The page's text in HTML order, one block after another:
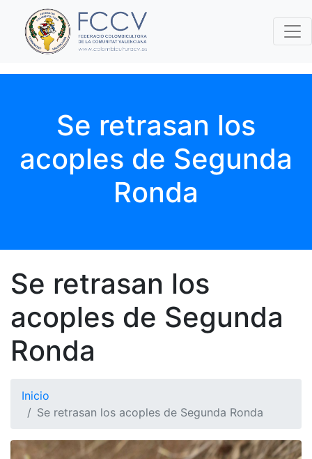
Se retrasan los
acoples de Segunda
Ronda
Se retrasan los
acoples de Segunda
Ronda
Inicio
Se retrasan los acoples de Segunda Ronda